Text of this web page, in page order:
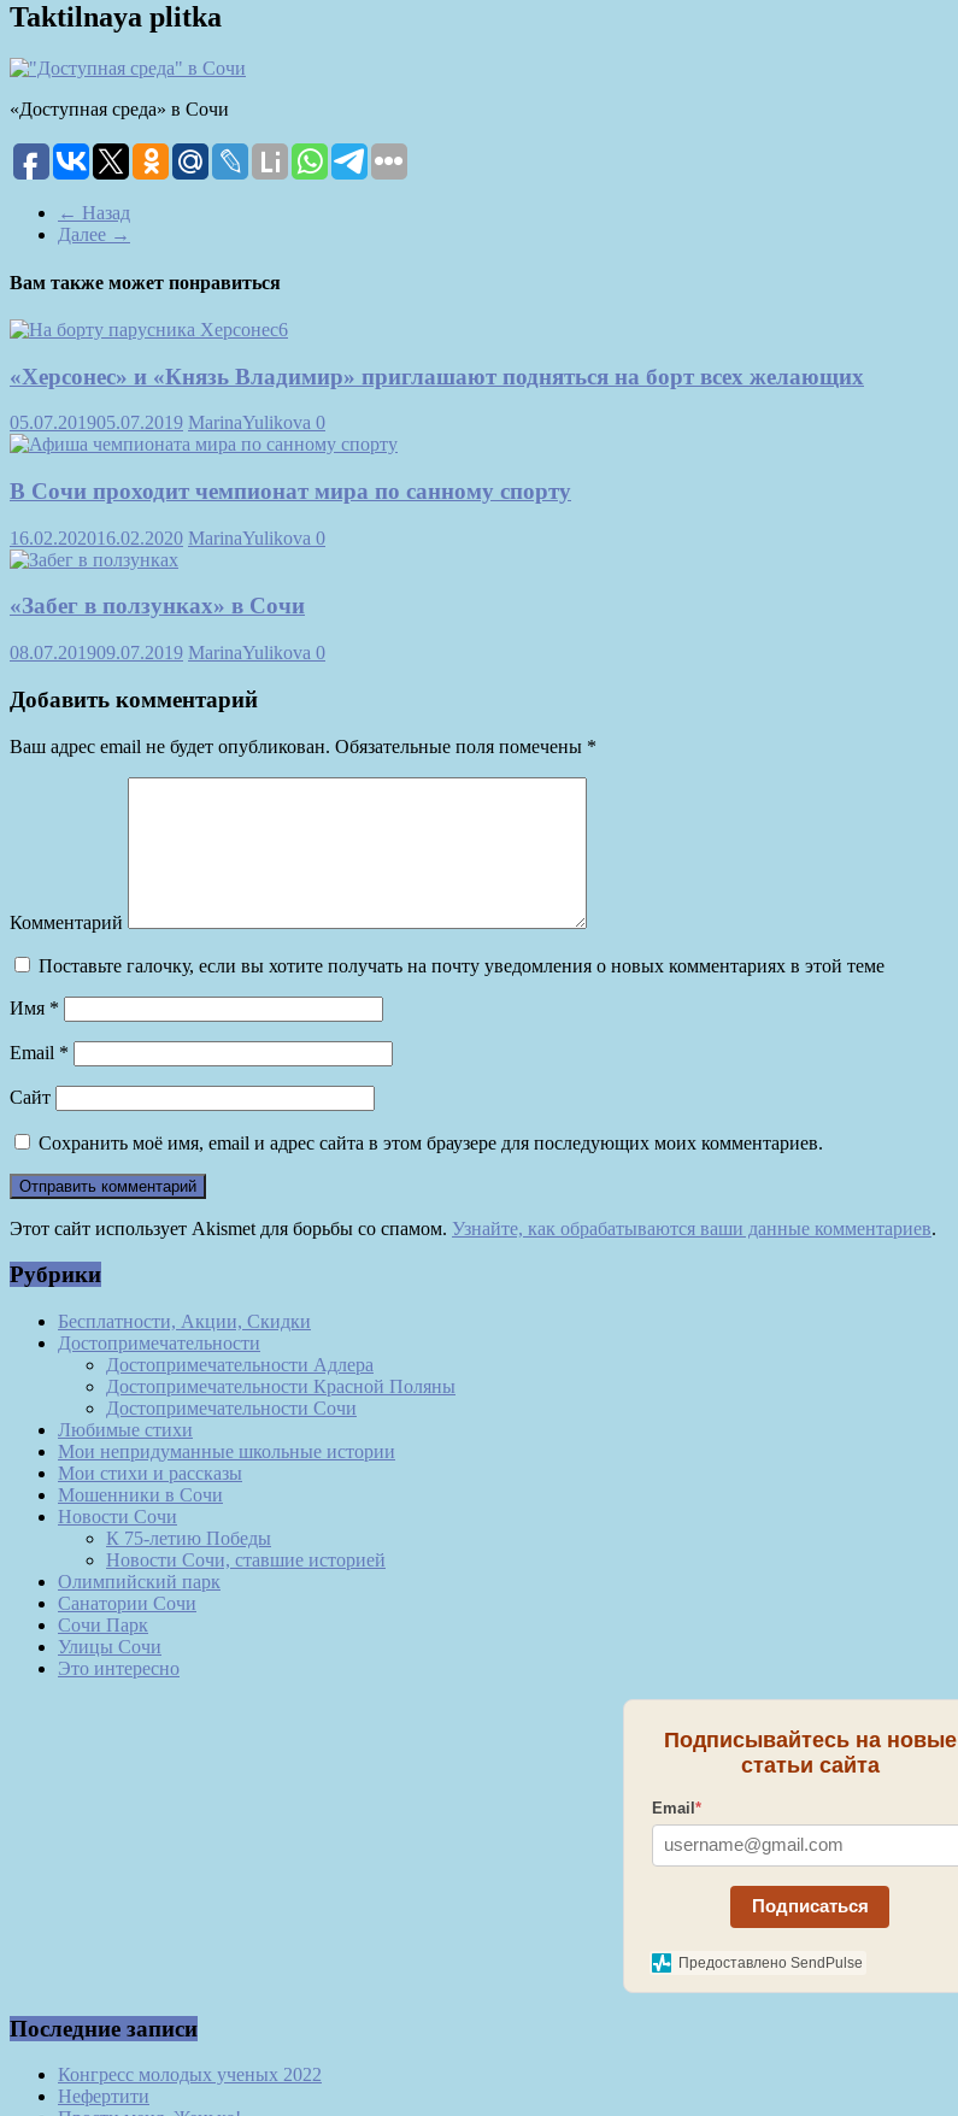
Taktilnaya plitka
«Доступная среда» в Сочи
← Назад
Далее →
Вам также может понравиться
«Херсонес» и «Князь Владимир» приглашают подняться на борт всех желающих
05.07.201905.07.2019 MarinaYulikova 0
В Сочи проходит чемпионат мира по санному спорту
16.02.202016.02.2020 MarinaYulikova 0
«Забег в ползунках» в Сочи
08.07.201909.07.2019 MarinaYulikova 0
Добавить комментарий
Ваш адрес email не будет опубликован. Обязательные поля помечены *
Комментарий
Поставьте галочку, если вы хотите получать на почту уведомления о новых комментариях в этой теме
Имя *
Email *
Сайт
Сохранить моё имя, email и адрес сайта в этом браузере для последующих моих комментариев.
Этот сайт использует Akismet для борьбы со спамом. Узнайте, как обрабатываются ваши данные комментариев.
Рубрики
Бесплатности, Акции, Скидки
Достопримечательности
Достопримечательности Адлера
Достопримечательности Красной Поляны
Достопримечательности Сочи
Любимые стихи
Мои непридуманные школьные истории
Мои стихи и рассказы
Мошенники в Сочи
Новости Сочи
К 75-летию Победы
Новости Сочи, ставшие историей
Олимпийский парк
Санатории Сочи
Сочи Парк
Улицы Сочи
Это интересно
Подписывайтесь на новые
статьи сайта
Email *
Подписаться
Предоставлено SendPulse
Последние записи
Конгресс молодых ученых 2022
Нефертити